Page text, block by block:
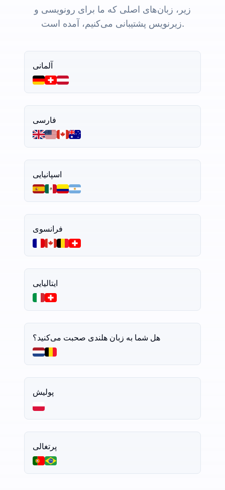
زیر، زبان‌های اصلی که ما برای رونویسی و
زیرنویس پشتیبانی می‌کنیم، آمده است.
آلمانی
فارسی
اسپانیایی
فرانسوی
ایتالیایی
هل شما به زبان هلندی صحبت می‌کنید؟
پولیش
پرتغالی